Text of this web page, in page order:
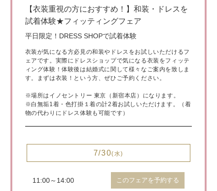
【衣装重視の方におすすめ！】和装・ドレスを
試着体験★フィッティングフェア
平日限定！DRESS SHOPで試着体験
衣装が気になる方必見の和装やドレスをお試しいただけるフ
ェアです。実際にドレスショップで気になる衣装をフィッテ
ィング体験！体験後は結婚式に関して様々なご案内を致しま
す。まずは衣装！という方、ぜひご予約ください。
※場所はイノセントリー 東京（新宿本店）になります。
※白無垢1着・色打掛１着の計2着お試しいただけます。（着
物の代わりにドレス体験も可能です）
7/30(水)
11:00～14:00 このフェアを予約する